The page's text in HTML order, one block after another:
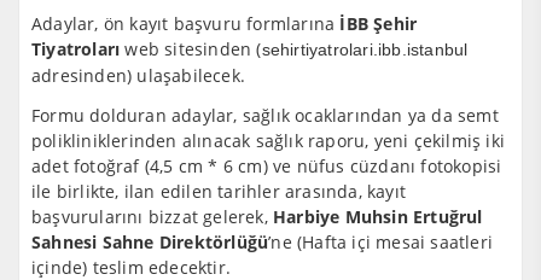
Adaylar, ön kayıt başvuru formlarına İBB Şehir
Tiyatroları web sitesinden (sehirtiyatrolari.ibb.istanbul
adresinden) ulaşabilecek.
Formu dolduran adaylar, sağlık ocaklarından ya da semt
polikliniklerinden alınacak sağlık raporu, yeni çekilmiş iki
adet fotoğraf (4,5 cm * 6 cm) ve nüfus cüzdanı fotokopisi
ile birlikte, ilan edilen tarihler arasında, kayıt
başvurularını bizzat gelerek, Harbiye Muhsin Ertuğrul
Sahnesi Sahne Direktörlüğü’ne (Hafta içi mesai saatleri
içinde) teslim edecektir.